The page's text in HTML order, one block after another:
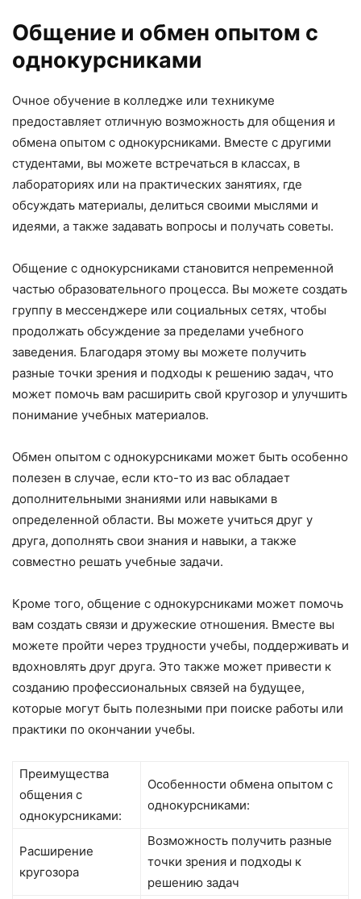
Общение и обмен опытом с
однокурсниками
Очное обучение в колледже или техникуме
предоставляет отличную возможность для общения и
обмена опытом с однокурсниками. Вместе с другими
студентами, вы можете встречаться в классах, в
лабораториях или на практических занятиях, где
обсуждать материалы, делиться своими мыслями и
идеями, а также задавать вопросы и получать советы.
Общение с однокурсниками становится непременной
частью образовательного процесса. Вы можете создать
группу в мессенджере или социальных сетях, чтобы
продолжать обсуждение за пределами учебного
заведения. Благодаря этому вы можете получить
разные точки зрения и подходы к решению задач, что
может помочь вам расширить свой кругозор и улучшить
понимание учебных материалов.
Обмен опытом с однокурсниками может быть особенно
полезен в случае, если кто-то из вас обладает
дополнительными знаниями или навыками в
определенной области. Вы можете учиться друг у
друга, дополнять свои знания и навыки, а также
совместно решать учебные задачи.
Кроме того, общение с однокурсниками может помочь
вам создать связи и дружеские отношения. Вместе вы
можете пройти через трудности учебы, поддерживать и
вдохновлять друг друга. Это также может привести к
созданию профессиональных связей на будущее,
которые могут быть полезными при поиске работы или
практики по окончании учебы.
Преимущества
общения с
однокурсниками:
Особенности обмена опытом с
однокурсниками:
Расширение
кругозора
Возможность получить разные
точки зрения и подходы к
решению задач